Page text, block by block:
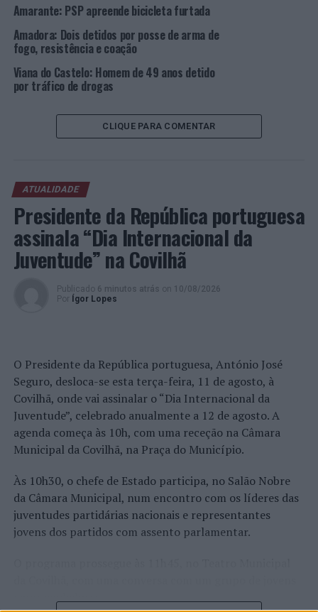
Amarante: PSP apreende bicicleta furtada
Amadora: Dois detidos por posse de arma de
fogo, resistência e coação
Viana do Castelo: Homem de 49 anos detido
por tráfico de drogas
CLIQUE PARA COMENTAR
ATUALIDADE
Presidente da República portuguesa
assinala “Dia Internacional da
Juventude” na Covilhã
Publicado 6 minutos atrás on 10/08/2026
Por
Ígor Lopes
O Presidente da República portuguesa, António José
Seguro, desloca-se esta terça-feira, 11 de agosto, à
Covilhã, onde vai assinalar o “Dia Internacional da
Juventude”, celebrado anualmente a 12 de agosto. A
agenda começa às 10h, com uma receção na Câmara
Municipal da Covilhã, na Praça do Município.
Às 10h30, o chefe de Estado participa, no Salão Nobre
da Câmara Municipal, num encontro com os líderes das
juventudes partidárias nacionais e representantes
jovens dos partidos com assento parlamentar.